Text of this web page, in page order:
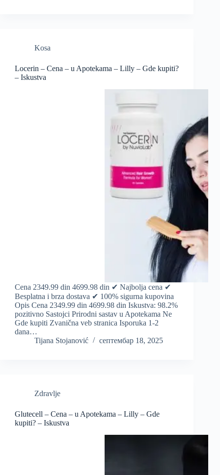
Kosa
Locerin – Cena – u Apotekama – Lilly – Gde kupiti?
– Iskustva
Cena 2349.99 din 4699.98 din ✔ Najbolja cena ✔
Besplatna i brza dostava ✔ 100% sigurna kupovina
Opis Cena 2349.99 din 4699.98 din Iskustva: 98.2%
pozitivno Sastojci Prirodni sastav u Apotekama Ne
Gde kupiti Zvanična veb stranica Isporuka 1-2
dana…
Tijana Stojanović
септембар 18, 2025
Zdravlje
Glutecell – Cena – u Apotekama – Lilly – Gde
kupiti? – Iskustva